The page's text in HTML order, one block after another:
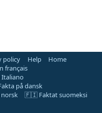
policy Help
Home
français
på dansk
🇫🇮 Faktat suomeksi